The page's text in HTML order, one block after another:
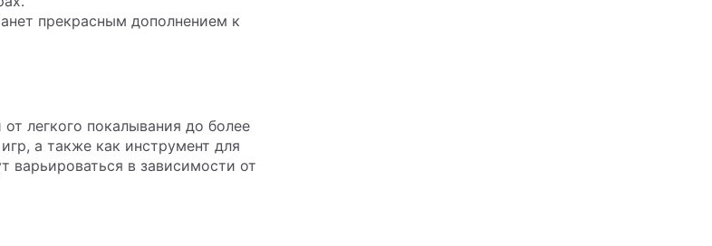
прекрасным дополнением к
легкого покалывания до более
а также как инструмент для
варьироваться в зависимости от